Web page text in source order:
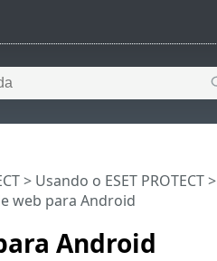
Android
> Usando o ESET PROTECT>
web para Android